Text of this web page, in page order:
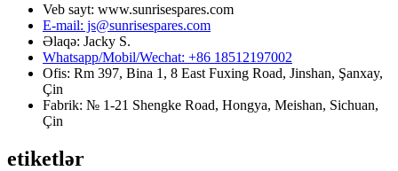
Veb sayt: www.sunrisespares.com
E-mail: js@sunrisespares.com
Əlaqə: Jacky S.
Whatsapp/Mobil/Wechat: +86 18512197002
Ofis: Rm 397, Bina 1, 8 East Fuxing Road, Jinshan, Şanxay,
Çin
Fabrik: № 1-21 Shengke Road, Hongya, Meishan, Sichuan,
Çin
etiketlər